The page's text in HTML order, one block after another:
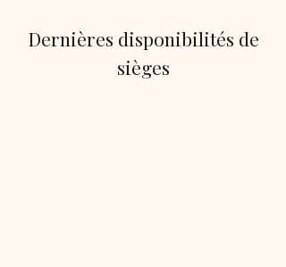
Dernières disponibilités de
sièges